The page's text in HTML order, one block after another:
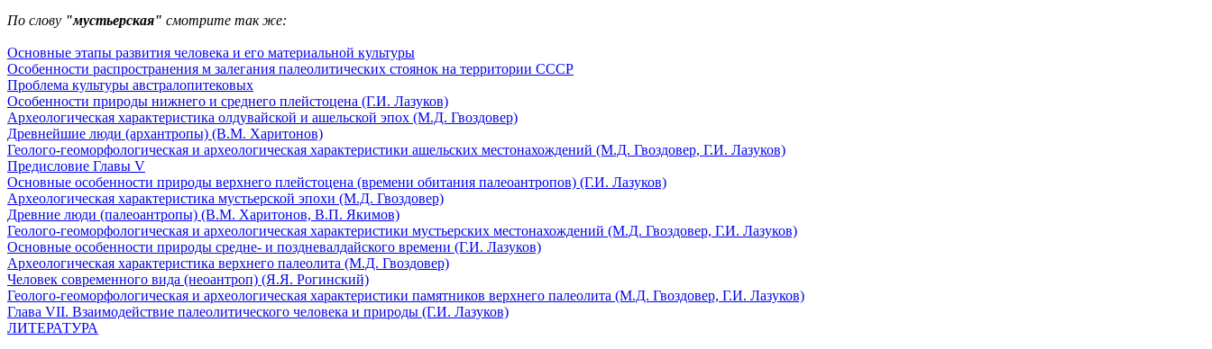
По слову "мустьерская" смотрите так же:
Основные этапы развития человека и его материальной культуры
Особенности распространения м залегания палеолитических стоянок на территории СССР
Проблема культуры австралопитековых
Особенности природы нижнего и среднего плейстоцена (Г.И. Лазуков)
Археологическая характеристика олдувайской и ашельской эпох (М.Д. Гвоздовер)
Древнейшие люди (архантропы) (В.М. Харитонов)
Геолого-геоморфологическая и археологическая характеристики ашельских местонахождений (М.Д. Гвоздовер, Г.И. Лазуков)
Предисловие Главы V
Основные особенности природы верхнего плейстоцена (времени обитания палеоантропов) (Г.И. Лазуков)
Археологическая характеристика мустьерской эпохи (М.Д. Гвоздовер)
Древние люди (палеоантропы) (В.М. Харитонов, В.П. Якимов)
Геолого-геоморфологическая и археологическая характеристики мустьерских местонахождений (М.Д. Гвоздовер, Г.И. Лазуков)
Основные особенности природы средне- и поздневалдайского времени (Г.И. Лазуков)
Археологическая характеристика верхнего палеолита (М.Д. Гвоздовер)
Человек современного вида (неоантроп) (Я.Я. Рогинский)
Геолого-геоморфологическая и археологическая характеристики памятников верхнего палеолита (М.Д. Гвоздовер, Г.И. Лазуков)
Глава VII. Взаимодействие палеолитического человека и природы (Г.И. Лазуков)
ЛИТЕРАТУРА